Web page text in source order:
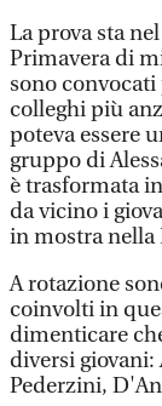
La prova sta
Primavera di
sono
colleghi più
poteva essere
gruppo di
è trasformata
da vicino i
in mostra nella
A rotazione
coinvolti in
dimenticare
diversi
Pederzini,